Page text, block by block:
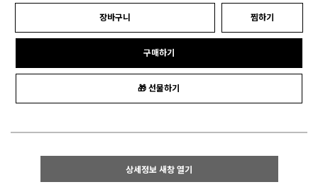
장바구니 찜하기
구매하기
🎁 선물하기
상세정보 새창 열기